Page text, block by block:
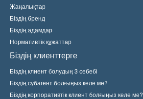
Жаңалықтар
Біздің бренд
Біздің адамдар
Нормативтік құжаттар
Біздің клиенттерге
Біздің клиент болудың 3 себебі
Біздің субагент болғыңыз келе ме?
Біздің корпоративтік клиент болғыңыз келе ме?